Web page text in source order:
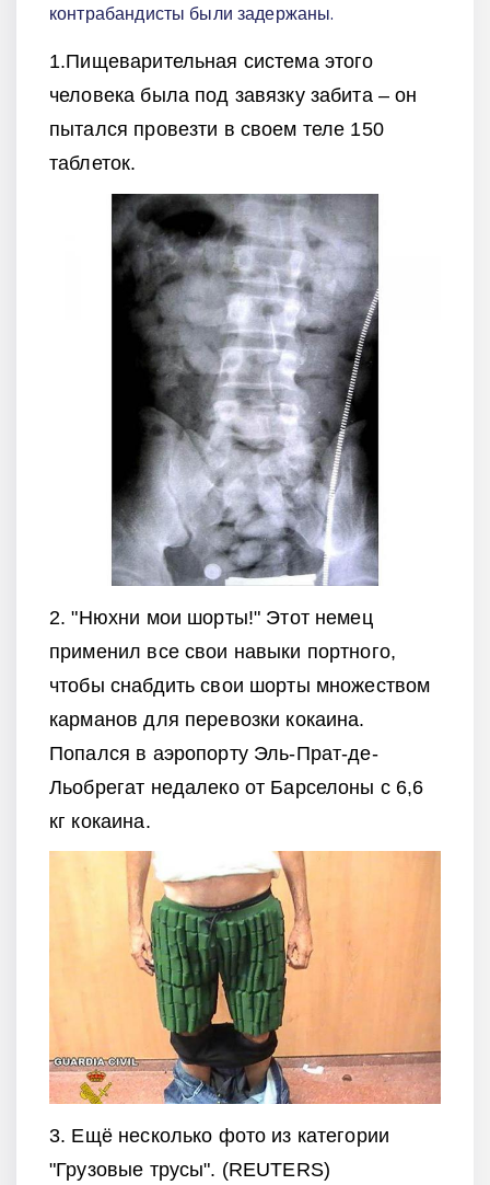
контрабандисты были задержаны.
1.Пищеварительная система этого
человека была под завязку забита – он
пытался провезти в своем теле 150
таблеток.
2. "Нюхни мои шорты!" Этот немец
применил все свои навыки портного,
чтобы снабдить свои шорты множеством
карманов для перевозки кокаина.
Попался в аэропорту Эль-Прат-де-
Льобрегат недалеко от Барселоны с 6,6
кг кокаина.
3. Ещё несколько фото из категории
"Грузовые трусы". (REUTERS)